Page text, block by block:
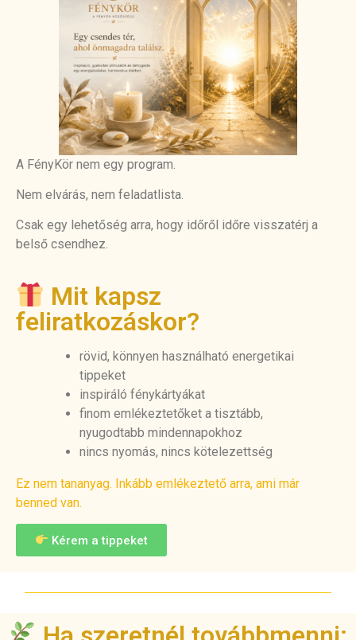
A FényKör nem egy program.
Nem elvárás, nem feladatlista.
Csak egy lehetőség arra, hogy időről időre visszatérj a
belső csendhez.
Mit kapsz
feliratkozáskor?
rövid, könnyen használható energetikai
tippeket
inspiráló fénykártyákat
finom emlékeztetőket a tisztább,
nyugodtabb mindennapokhoz
nincs nyomás, nincs kötelezettség
Ez nem tananyag. Inkább emlékeztető arra, ami már
benned van.
Kérem a tippeket